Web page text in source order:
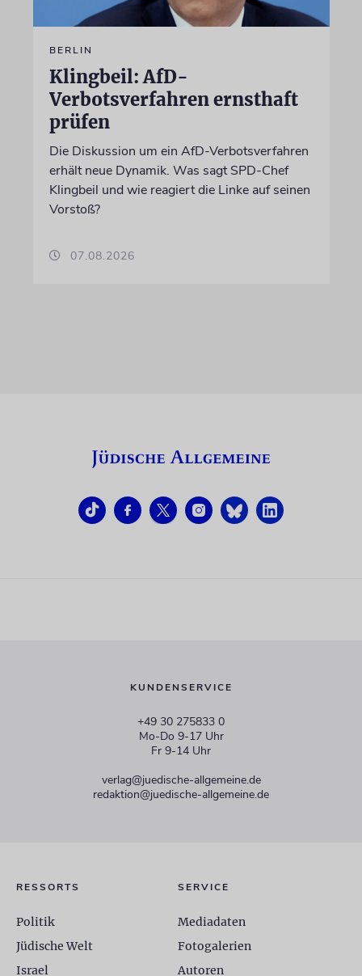
BERLIN
Klingbeil: AfD-
Verbotsverfahren ernsthaft
prüfen
Die Diskussion um ein AfD-Verbotsverfahren
erhält neue Dynamik. Was sagt SPD-Chef
Klingbeil und wie reagiert die Linke auf seinen
Vorstoß?
07.08.2026
KUNDENSERVICE
+49 30 275833 0
Mo-Do 9-17 Uhr
Fr 9-14 Uhr
verlag@juedische-allgemeine.de
redaktion@juedische-allgemeine.de
RESSORTS
Politik
Jüdische Welt
Israel
SERVICE
Mediadaten
Fotogalerien
Autoren